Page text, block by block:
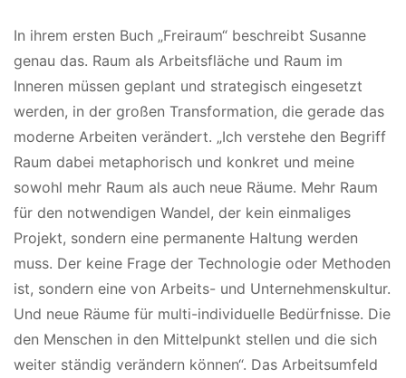
In ihrem ersten Buch „Freiraum“ beschreibt Susanne
genau das. Raum als Arbeitsfläche und Raum im
Inneren müssen geplant und strategisch eingesetzt
werden, in der großen Transformation, die gerade das
moderne Arbeiten verändert. „Ich verstehe den Begriff
Raum dabei metaphorisch und konkret und meine
sowohl mehr Raum als auch neue Räume. Mehr Raum
für den notwendigen Wandel, der kein einmaliges
Projekt, sondern eine permanente Haltung werden
muss. Der keine Frage der Technologie oder Methoden
ist, sondern eine von Arbeits- und Unternehmenskultur.
Und neue Räume für multi-individuelle Bedürfnisse. Die
den Menschen in den Mittelpunkt stellen und die sich
weiter ständig verändern können“. Das Arbeitsumfeld